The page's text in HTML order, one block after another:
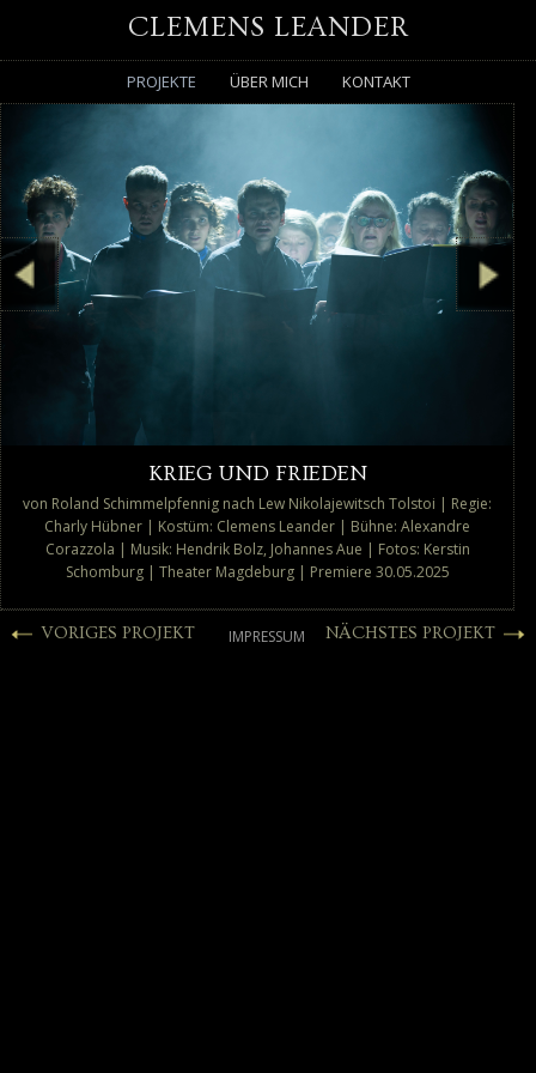
CLEMENS LEANDER
PROJEKTE ÜBER MICH KONTAKT
KRIEG UND FRIEDEN
von Roland Schimmelpfennig nach Lew Nikolajewitsch Tolstoi | Regie:
Charly Hübner | Kostüm: Clemens Leander | Bühne: Alexandre
Corazzola | Musik: Hendrik Bolz, Johannes Aue | Fotos: Kerstin
Schomburg | Theater Magdeburg | Premiere 30.05.2025
VORIGES PROJEKT NÄCHSTES PROJEKT
IMPRESSUM